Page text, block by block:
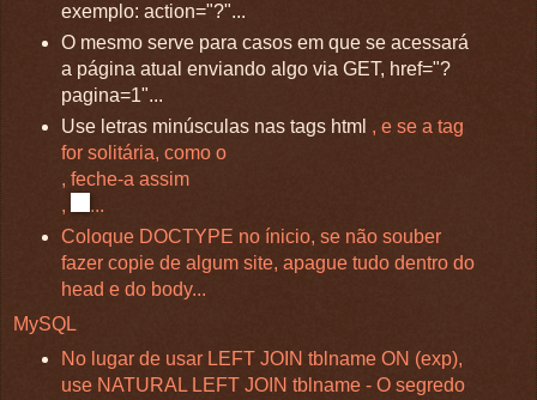
exemplo: action="?"...
O mesmo serve para casos em que se acessará
a página atual enviando algo via GET, href="?
pagina=1"...
Use letras minúsculas nas tags html , e se a tag
for solitária, como o
, feche-a assim
,
...
Coloque DOCTYPE no ínicio, se não souber
fazer copie de algum site, apague tudo dentro do
head e do body...
MySQL
No lugar de usar LEFT JOIN tblname ON (exp),
use NATURAL LEFT JOIN tblname - O segredo